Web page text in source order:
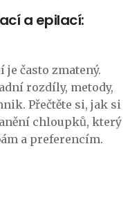
a epilací:
často zmatený.
rozdíly, metody,
Přečtěte si, jak si
chloupků, který
a preferencím.